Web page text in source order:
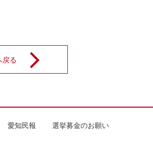
戻る
愛知民報 選挙募金のお願い